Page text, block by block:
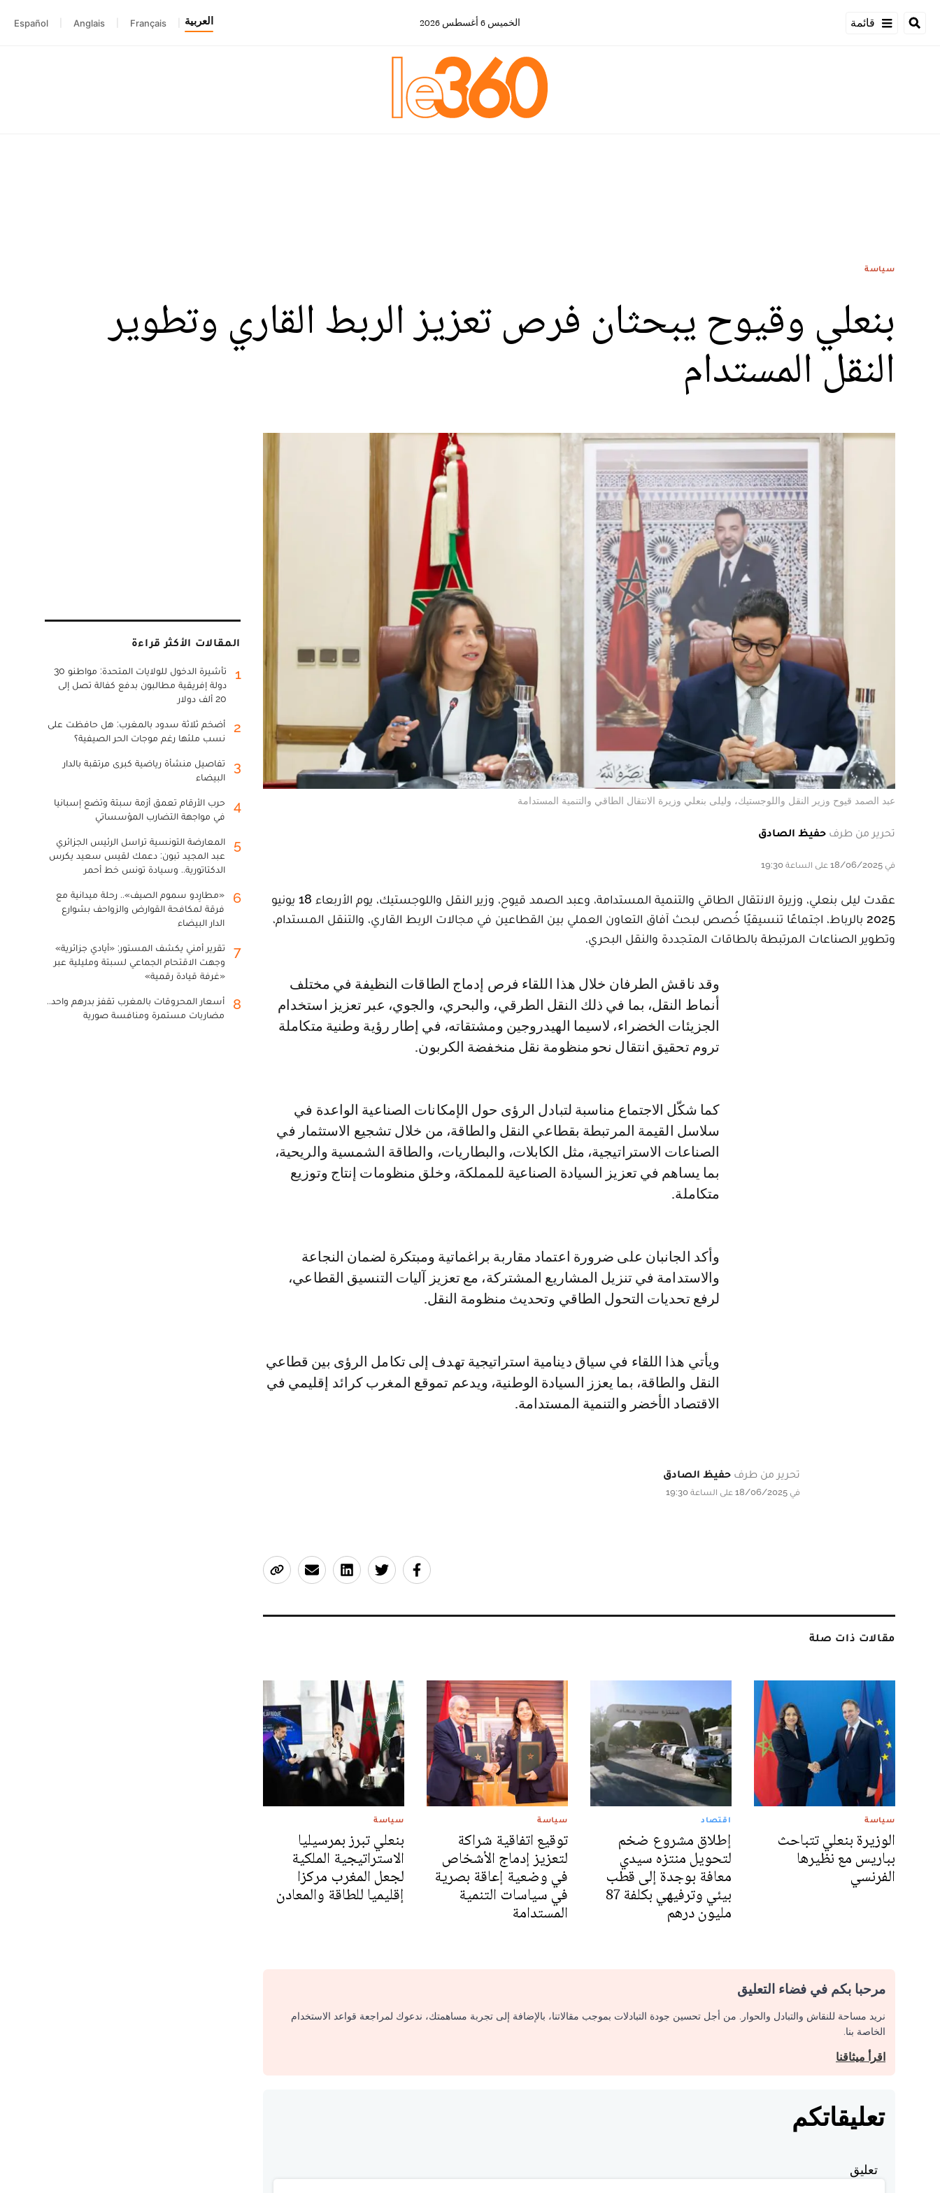
قائمة الخميس 6 أغسطس 2026 العربية Français
Anglais
Español
سياسة
بنعلي وقيوح يبحثان فرص تعزيز الربط القاري وتطوير
النقل المستدام
عبد الصمد قيوح وزير النقل واللوجستيك، وليلى بنعلي وزيرة الانتقال الطاقي والتنمية المستدامة
تحرير من طرف حفيظ الصادق
في 18/06/2025 على الساعة 19:30
عقدت ليلى بنعلي، وزيرة الانتقال الطاقي والتنمية المستدامة، وعبد الصمد قيوح، وزير النقل واللوجستيك، يوم الأربعاء 18 يونيو
2025 بالرباط، اجتماعًا تنسيقيًا خُصص لبحث آفاق التعاون العملي بين القطاعين في مجالات الربط القاري، والتنقل المستدام،
وتطوير الصناعات المرتبطة بالطاقات المتجددة والنقل البحري.
وقد ناقش الطرفان خلال هذا اللقاء فرص إدماج الطاقات النظيفة في مختلف
أنماط النقل، بما في ذلك النقل الطرقي، والبحري، والجوي، عبر تعزيز استخدام
الجزيئات الخضراء، لاسيما الهيدروجين ومشتقاته، في إطار رؤية وطنية متكاملة
تروم تحقيق انتقال نحو منظومة نقل منخفضة الكربون.
كما شكّل الاجتماع مناسبة لتبادل الرؤى حول الإمكانات الصناعية الواعدة في
سلاسل القيمة المرتبطة بقطاعي النقل والطاقة، من خلال تشجيع الاستثمار في
الصناعات الاستراتيجية، مثل الكابلات، والبطاريات، والطاقة الشمسية والريحية،
بما يساهم في تعزيز السيادة الصناعية للمملكة، وخلق منظومات إنتاج وتوزيع
متكاملة.
وأكد الجانبان على ضرورة اعتماد مقاربة براغماتية ومبتكرة لضمان النجاعة
والاستدامة في تنزيل المشاريع المشتركة، مع تعزيز آليات التنسيق القطاعي،
لرفع تحديات التحول الطاقي وتحديث منظومة النقل.
ويأتي هذا اللقاء في سياق دينامية استراتيجية تهدف إلى تكامل الرؤى بين قطاعي
النقل والطاقة، بما يعزز السيادة الوطنية، ويدعم تموقع المغرب كرائد إقليمي في
الاقتصاد الأخضر والتنمية المستدامة.
تحرير من طرف حفيظ الصادق
في 18/06/2025 على الساعة 19:30
مقالات ذات صلة
سياسة
الوزيرة بنعلي تتباحث
بباريس مع نظيرها
الفرنسي
اقتصاد
إطلاق مشروع ضخم
لتحويل منتزه سيدي
معافة بوجدة إلى قطب
بيئي وترفيهي بكلفة 87
مليون درهم
سياسة
توقيع اتفاقية شراكة
لتعزيز إدماج الأشخاص
في وضعية إعاقة بصرية
في سياسات التنمية
المستدامة
سياسة
بنعلي تبرز بمرسيليا
الاستراتيجية الملكية
لجعل المغرب مركزا
إقليميا للطاقة والمعادن
مرحبا بكم في فضاء التعليق
نريد مساحة للنقاش والتبادل والحوار. من أجل تحسين جودة التبادلات بموجب مقالاتنا، بالإضافة إلى تجربة مساهمتك، ندعوك لمراجعة قواعد الاستخدام
الخاصة بنا.
اقرأ ميثاقنا
تعليقاتكم
تعليق
المقالات الأكثر قراءة
1
تأشيرة الدخول للولايات المتحدة: مواطنو 30
دولة إفريقية مطالبون بدفع كفالة تصل إلى
20 ألف دولار
2
أضخم ثلاثة سدود بالمغرب: هل حافظت على
نسب ملئها رغم موجات الحر الصيفية؟
3
تفاصيل منشأة رياضية كبرى مرتقبة بالدار
البيضاء
4
حرب الأرقام تعمق أزمة سبتة وتضع إسبانيا
في مواجهة التضارب المؤسساتي
5
المعارضة التونسية تراسل الرئيس الجزائري
عبد المجيد تبون: دعمك لقيس سعيد يكرس
الدكتاتورية.. وسيادة تونس خط أحمر
6
«مطارِدو سموم الصيف».. رحلة ميدانية مع
فرقة لمكافحة القوارض والزواحف بشوارع
الدار البيضاء
7
تقرير أمني يكشف المستور: «أيادي جزائرية»
وجهت الاقتحام الجماعي لسبتة ومليلية عبر
«غرفة قيادة رقمية»
8
أسعار المحروقات بالمغرب تقفز بدرهم واحد..
مضاربات مستمرة ومنافسة صورية